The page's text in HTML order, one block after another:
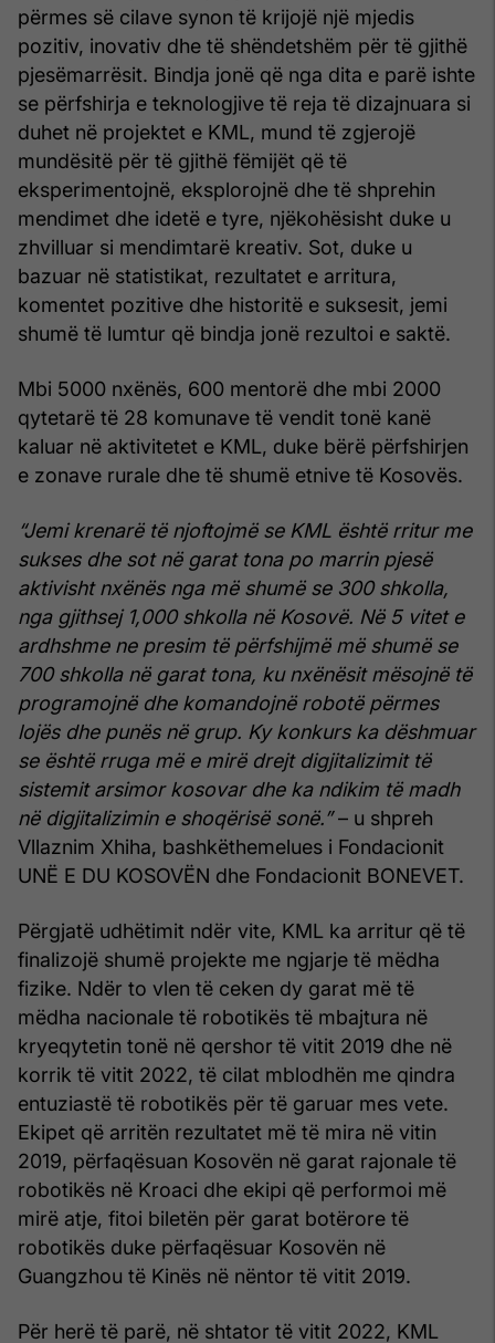
përmes së cilave synon të krijojë një mjedis
pozitiv, inovativ dhe të shëndetshëm për të gjithë
pjesëmarrësit. Bindja jonë që nga dita e parë ishte
se përfshirja e teknologjive të reja të dizajnuara si
duhet në projektet e KML, mund të zgjerojë
mundësitë për të gjithë fëmijët që të
eksperimentojnë, eksplorojnë dhe të shprehin
mendimet dhe idetë e tyre, njëkohësisht duke u
zhvilluar si mendimtarë kreativ. Sot, duke u
bazuar në statistikat, rezultatet e arritura,
komentet pozitive dhe historitë e suksesit, jemi
shumë të lumtur që bindja jonë rezultoi e saktë.
Mbi 5000 nxënës, 600 mentorë dhe mbi 2000
qytetarë të 28 komunave të vendit tonë kanë
kaluar në aktivitetet e KML, duke bërë përfshirjen
e zonave rurale dhe të shumë etnive të Kosovës.
“Jemi krenarë të njoftojmë se KML është rritur me
sukses dhe sot në garat tona po marrin pjesë
aktivisht nxënës nga më shumë se 300 shkolla,
nga gjithsej 1,000 shkolla në Kosovë. Në 5 vitet e
ardhshme ne presim të përfshijmë më shumë se
700 shkolla në garat tona, ku nxënësit mësojnë të
programojnë dhe komandojnë robotë përmes
lojës dhe punës në grup. Ky konkurs ka dëshmuar
se është rruga më e mirë drejt digjitalizimit të
sistemit arsimor kosovar dhe ka ndikim të madh
në digjitalizimin e shoqërisë sonë.”– u shpreh
Vllaznim Xhiha, bashkëthemelues i Fondacionit
UNË E DU KOSOVËN dhe Fondacionit BONEVET.
Përgjatë udhëtimit ndër vite, KML ka arritur që të
finalizojë shumë projekte me ngjarje të mëdha
fizike. Ndër to vlen të ceken dy garat më të
mëdha nacionale të robotikës të mbajtura në
kryeqytetin tonë në qershor të vitit 2019 dhe në
korrik të vitit 2022, të cilat mblodhën me qindra
entuziastë të robotikës për të garuar mes vete.
Ekipet që arritën rezultatet më të mira në vitin
2019, përfaqësuan Kosovën në garat rajonale të
robotikës në Kroaci dhe ekipi që performoi më
mirë atje, fitoi biletën për garat botërore të
robotikës duke përfaqësuar Kosovën në
Guangzhou të Kinës në nëntor të vitit 2019.
Për herë të parë, në shtator të vitit 2022, KML